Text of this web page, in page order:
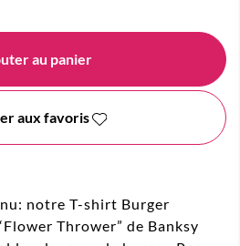
au panier
aux favoris
notre T-shirt Burger
Thrower” de Banksy